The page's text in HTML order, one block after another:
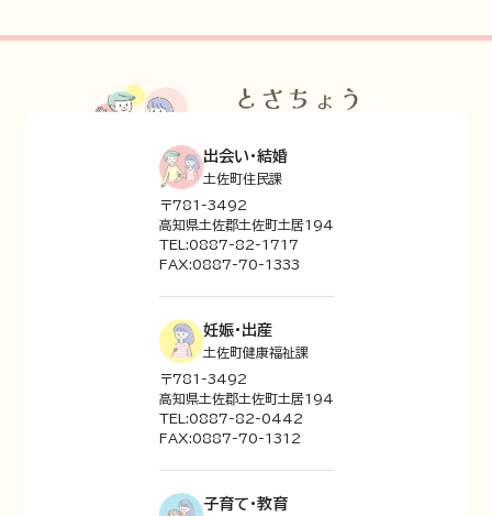
出会い・結婚
土佐町住民課
〒781-3492
高知県土佐郡土佐町土居194
TEL:0887-82-1717
FAX:0887-70-1333
妊娠・出産
土佐町健康福祉課
〒781-3492
高知県土佐郡土佐町土居194
TEL:0887-82-0442
FAX:0887-70-1312
子育て・教育